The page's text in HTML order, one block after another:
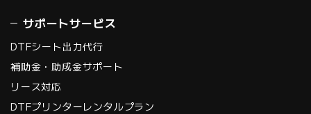
サポートサービス
DTFシート出力代行
補助金・助成金サポート
リース対応
DTFプリンターレンタルプラン